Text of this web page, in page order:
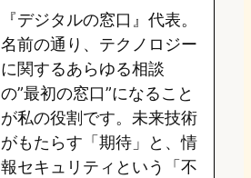
o
n
k
o
o
k
a
『デジタルの窓口』代表。
名前の通り、テクノロジー
に関するあらゆる相談
の”最初の窓口”になること
が私の役割です。未来技術
がもたらす「期待」と、情
報セキュリティという「不